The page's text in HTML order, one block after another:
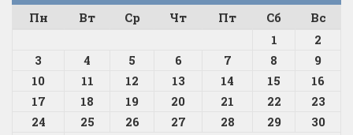
Пн
Вт Ср Чт Пт Сб
Вс
1
2
3
4 5 6 7 8
9
10
11 12 13 14 15
16
17
18 19 20 21 22
23
24
25 26 27 28 29
30